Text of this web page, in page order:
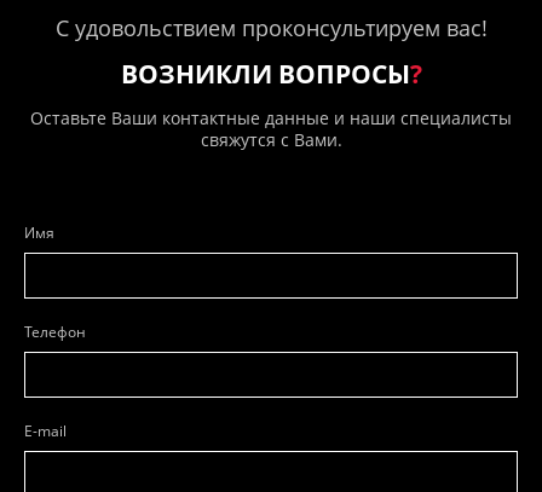
С удовольствием проконсультируем вас!
ВОЗНИКЛИ ВОПРОСЫ?
Оставьте Ваши контактные данные и наши специалисты
свяжутся с Вами.
Имя
Телефон
E-mail